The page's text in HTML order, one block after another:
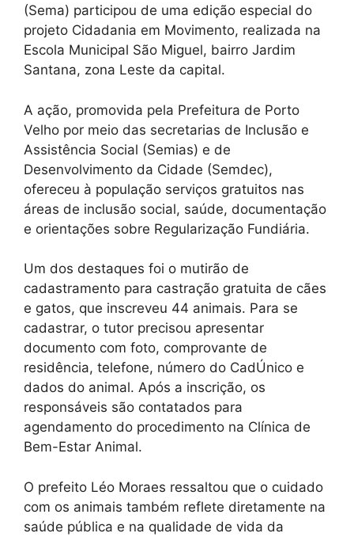
(Sema) participou de uma edição especial do
projeto Cidadania em Movimento, realizada na
Escola Municipal São Miguel, bairro Jardim
Santana, zona Leste da capital.
A ação, promovida pela Prefeitura de Porto
Velho por meio das secretarias de Inclusão e
Assistência Social (Semias) e de
Desenvolvimento da Cidade (Semdec),
ofereceu à população serviços gratuitos nas
áreas de inclusão social, saúde, documentação
e orientações sobre Regularização Fundiária.
Um dos destaques foi o mutirão de
cadastramento para castração gratuita de cães
e gatos, que inscreveu 44 animais. Para se
cadastrar, o tutor precisou apresentar
documento com foto, comprovante de
residência, telefone, número do CadÚnico e
dados do animal. Após a inscrição, os
responsáveis são contatados para
agendamento do procedimento na Clínica de
Bem-Estar Animal.
O prefeito Léo Moraes ressaltou que o cuidado
com os animais também reflete diretamente na
saúde pública e na qualidade de vida da